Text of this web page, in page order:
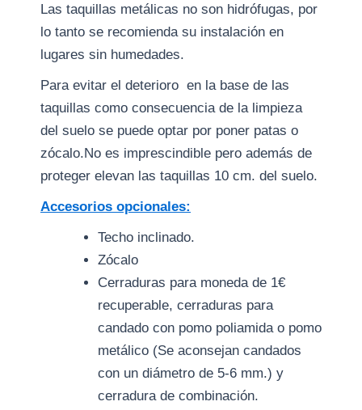
Las taquillas metálicas no son hidrófugas, por
lo tanto se recomienda su instalación en
lugares sin humedades.
Para evitar el deterioro en la base de las
taquillas como consecuencia de la limpieza
del suelo se puede optar por poner patas o
zócalo.No es imprescindible pero además de
proteger elevan las taquillas 10 cm. del suelo.
Accesorios opcionales:
Techo inclinado.
Zócalo
Cerraduras para moneda de 1€
recuperable, cerraduras para
candado con pomo poliamida o pomo
metálico (Se aconsejan candados
con un diámetro de 5-6 mm.) y
cerradura de combinación.